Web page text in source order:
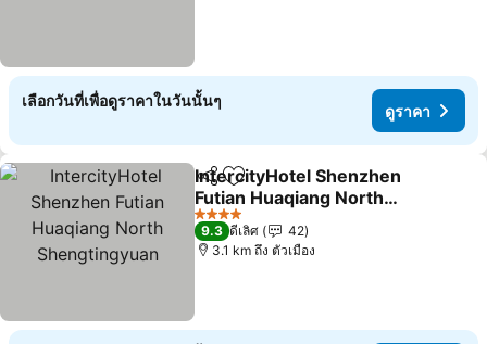
เลือกวันที่เพื่อดูราคาในวันนั้นๆ
ดูราคา
แชร์ เพิ่มในรายการโปรด
IntercityHotel Shenzhen
Futian Huaqiang North
Shengtingyuan
ดูราคา
4 ดาว
9.3 ดีเลิศ
42
3.1 km ถึง ตัวเมือง